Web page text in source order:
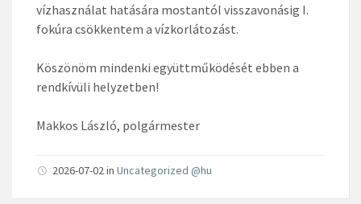
vízhasználat hatására mostantól visszavonásig I.
fokúra csökkentem a vízkorlátozást.
Köszönöm mindenki együttműködését ebben a
rendkívüli helyzetben!
Makkos László, polgármester
2026-07-02in Uncategorized @hu